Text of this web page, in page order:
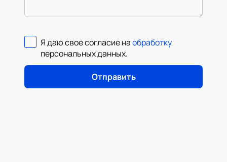
Я даю свое согласие наобработку
персональных данных.
Отправить